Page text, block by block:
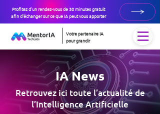
Profitez d'un rendez-vous de 30 minutes gratuit
afin d'échanger sur ce que IA peut vous apporter
Votre partenaire IA
pour grandir
IA News
Retrouvez ici toute l’actualité de
l’Intelligence Artificielle